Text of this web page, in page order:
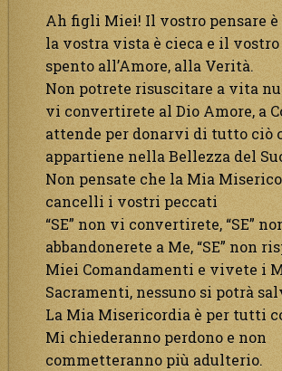
Ah figli Miei! Il vostro pensare è
la vostra vista è cieca e il vostro
spento all’Amore, alla Verità.
Non potrete risuscitare a vita
vi convertirete al Dio Amore, a
attende per donarvi di tutto ciò
appartiene nella Bellezza del
Non pensate che la Mia
cancelli i vostri peccati
“SE” non vi convertirete, “SE”
abbandonerete a Me, “SE” non
Miei Comandamenti e vivete i
Sacramenti, nessuno si potrà
La Mia Misericordia è per tutti
Mi chiederanno perdono e non
commetteranno più adulterio.